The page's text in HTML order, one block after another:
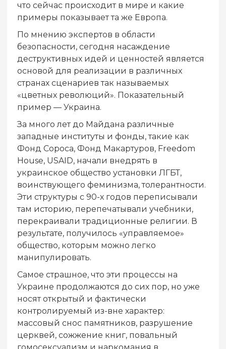
что сейчас происходит в мире и какие
примеры показывает та же Европа.
По мнению экспертов в области
безопасности, сегодня насаждение
деструктивных идей и ценностей является
основой для реализации в различных
странах сценариев так называемых
«цветных революций». Показательный
пример — Украина.
За много лет до Майдана различные
западные институты и фонды, такие как
Фонд Сороса, Фонд Макартуров, Freedom
House, USAID, начали внедрять в
украинское общество установки ЛГБТ,
воинствующего феминизма, толерантности.
Эти структуры с 90-х годов переписывали
там историю, перепечатывали учебники,
перекраивали традиционные религии. В
результате, получилось «управляемое»
общество, которым можно легко
манипулировать.
Самое страшное, что эти процессы на
Украине продолжаются до сих пор, но уже
носят открытый и фактически
контролируемый из-вне характер:
массовый снос памятников, разрушение
церквей, сожжение книг, повальный